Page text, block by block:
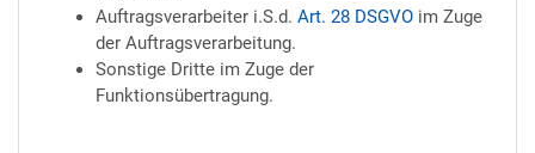
Auftragsverarbeiter i.S.d. Art. 28 DSGVO im Zuge
der Auftragsverarbeitung.
Sonstige Dritte im Zuge der
Funktionsübertragung.